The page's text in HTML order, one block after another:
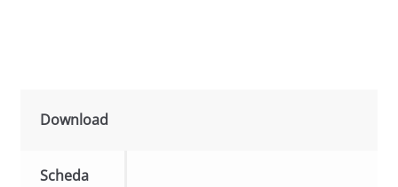
Download
Scheda